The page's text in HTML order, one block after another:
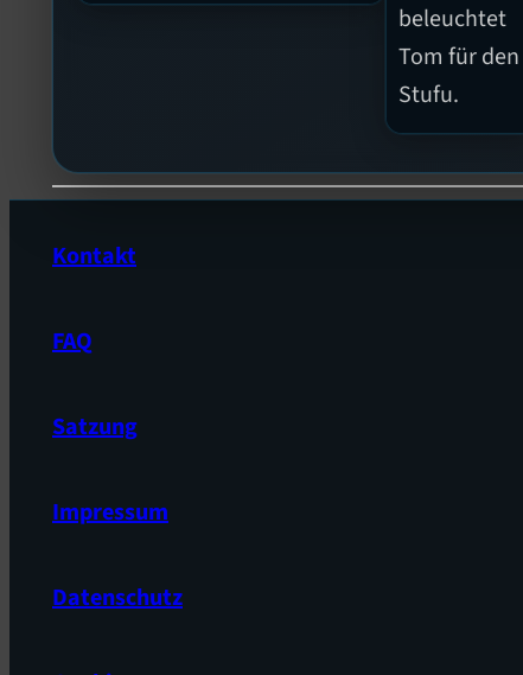
beleuchtet
Tom für den
Stufu.
Kontakt
FAQ
Satzung
Impressum
Datenschutz